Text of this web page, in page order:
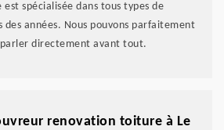
spécialisée dans tous types de
années. Nous pouvons parfaitement
directement avant tout.
renovation toiture à Le